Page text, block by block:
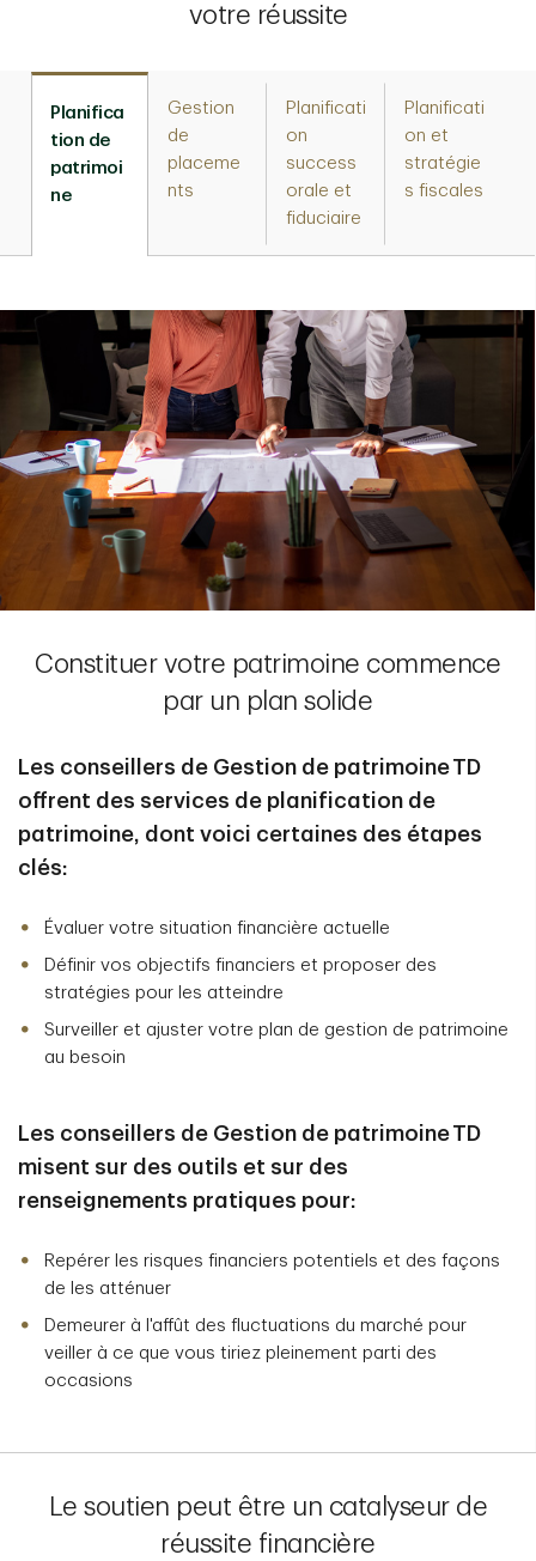
votre réussite
Planifica
tion de
patrimoi
ne
Gestion
de
placeme
nts
Planificati
on
success
orale et
fiduciaire
Planificati
on et
stratégie
s fiscales
Constituer votre patrimoine commence
par un plan solide
Les conseillers de Gestion de patrimoine TD
offrent des services de planification de
patrimoine, dont voici certaines des étapes
clés:
Évaluer votre situation financière actuelle
Définir vos objectifs financiers et proposer des
stratégies pour les atteindre
Surveiller et ajuster votre plan de gestion de patrimoine
au besoin
Les conseillers de Gestion de patrimoine TD
misent sur des outils et sur des
renseignements pratiques pour:
Repérer les risques financiers potentiels et des façons
de les atténuer
Demeurer à l'affût des fluctuations du marché pour
veiller à ce que vous tiriez pleinement parti des
occasions
Le soutien peut être un catalyseur de
réussite financière